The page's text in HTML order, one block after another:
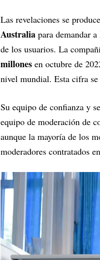
Las revelaciones se
Australia para demandar
de los usuarios. La
millones en octubre de
nivel mundial. Esta cifra
Su equipo de confianza y
equipo de moderación de
aunque la mayoría de los
moderadores contratados